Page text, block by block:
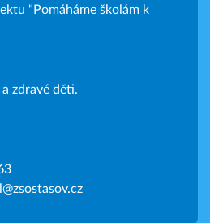
"Pomáháme školám k
zdravé děti.